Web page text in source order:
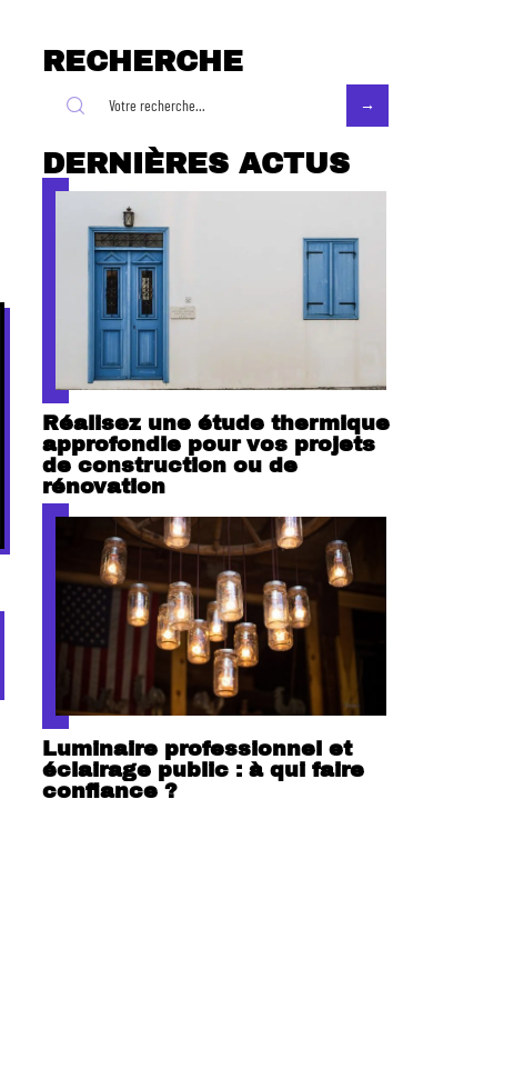
RECHERCHE
DERNIÈRES ACTUS
Réalisez une étude thermique
approfondie pour vos projets
de construction ou de
rénovation
Luminaire professionnel et
éclairage public : à qui faire
confiance ?